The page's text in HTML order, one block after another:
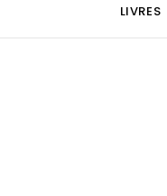
LIVRES